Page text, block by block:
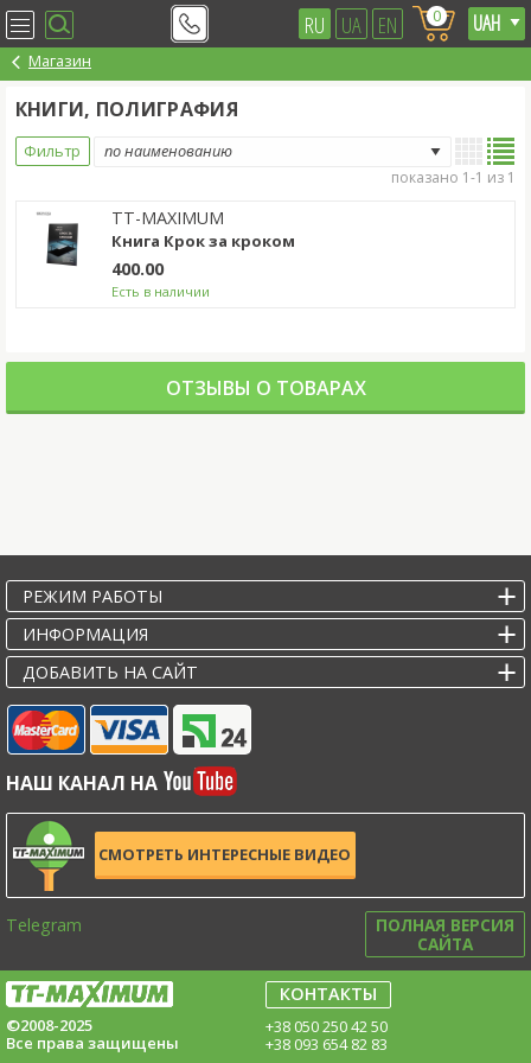
RU UA EN 0
Магазин
КНИГИ, ПОЛИГРАФИЯ
Фильтр
показано 1-1 из 1
TT-MAXIMUM
Книга Крок за кроком
400.00
Есть в наличии
ОТЗЫВЫ О ТОВАРАХ
РЕЖИМ РАБОТЫ
ИНФОРМАЦИЯ
ДОБАВИТЬ НА САЙТ
НАШ КАНАЛ НА
СМОТРЕТЬ ИНТЕРЕСНЫЕ ВИДЕО
Telegram
ПОЛНАЯ ВЕРСИЯ
САЙТА
©2008-2025
Все права защищены
КОНТАКТЫ
+38 050 250 42 50
+38 093 654 82 83